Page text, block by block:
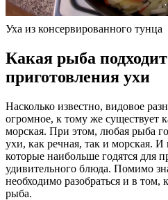
Уха из консервированного тунца
Какая рыба
приготовления ухи
Насколько известно, видовое
огромное, к тому же существует
морская. При этом, любая рыба
ухи, как речная, так и морская.
которые наибольше годятся для
удивительного блюда. Помимо
необходимо разобраться и в том,
рыба.